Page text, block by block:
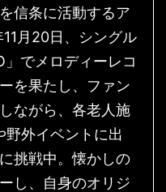
信条に活動するア
月20日、シングル
」でメロディーレコ
を果たし、ファン
ながら、各老人施
野外イベントに出
挑戦中。懐かしの
し、自身のオリジ